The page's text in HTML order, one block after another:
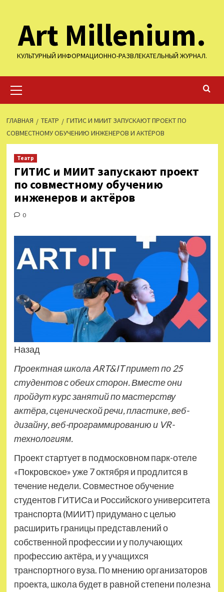
содержимому
Art Millenium.
КУЛЬТУРНЫЙ ИНФОРМАЦИОННО-РАЗВЛЕКАТЕЛЬНЫЙ ЖУРНАЛ.
меню
ГЛАВНАЯ ТЕАТР
ГИТИС И МИИТ ЗАПУСКАЮТ ПРОЕКТ ПО
СОВМЕСТНОМУ ОБУЧЕНИЮ ИНЖЕНЕРОВ И АКТЁРОВ
Театр
ГИТИС и МИИТ запускают проект
по совместному обучению
инженеров и актёров
0
Назад
Проектная школа ART&IT примет по 25
студентов с обеих сторон. Вместе они
пройдут курс занятий по мастерству
актёра, сценической речи, пластике, веб-
дизайну, веб-программированию и VR-
технологиям.
Проект стартует в подмосковном парк-отеле
«Покровское» уже 7 октября и продлится в
течение недели. Совместное обучение
студентов ГИТИСа и Российского университета
транспорта (МИИТ) придумано с целью
расширить границы представлений о
собственной профессии и у получающих
профессию актёра, и у учащихся
транспортного вуза. По мнению организаторов
проекта, школа будет в равной степени полезна